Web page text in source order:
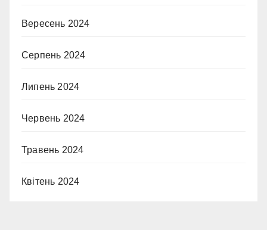
Вересень 2024
Серпень 2024
Липень 2024
Червень 2024
Травень 2024
Квітень 2024